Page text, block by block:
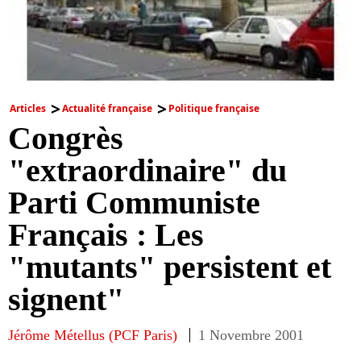
Articles Actualité française Politique française
Congrès
"extraordinaire" du
Parti Communiste
Français : Les
"mutants" persistent et
signent"
Jérôme Métellus (PCF Paris) 1 Novembre 2001